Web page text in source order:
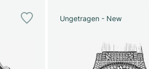
Ungetragen - New